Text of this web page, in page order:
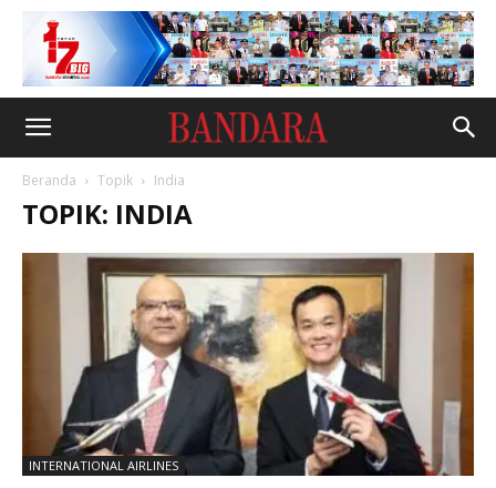
Beranda Topik India
TOPIK: INDIA
INTERNATIONAL AIRLINES